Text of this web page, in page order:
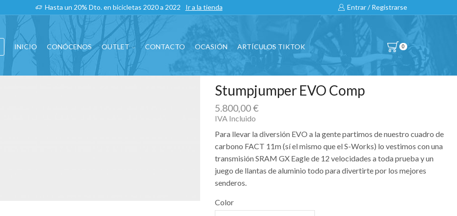
Hasta un 20% Dto. en bicicletas 2020 a 2022 Ir a la tienda Entrar / Registrarse
INICIO CONÓCENOS OUTLET CONTACTO OCASIÓN ARTÍCULOS TIKTOK 0
Stumpjumper EVO Comp
5.800,00€
IVA Incluido
Para llevar la diversión EVO a la gente partimos de nuestro cuadro de
carbono FACT 11m (sí el mismo que el S-Works) lo vestimos con una
transmisión SRAM GX Eagle de 12 velocidades a toda prueba y un
juego de llantas de aluminio todo para divertirte por los mejores
senderos.
Color